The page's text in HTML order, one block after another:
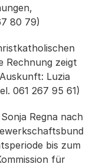
80 79)
Rechnung zeigt
Luzia
061 267 95 61)
Regna nach
bis zum
für